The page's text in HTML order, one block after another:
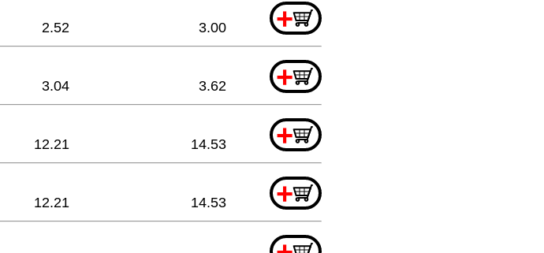
+
2.52 3.00
+
3.04 3.62
+
12.21 14.53
+
12.21 14.53